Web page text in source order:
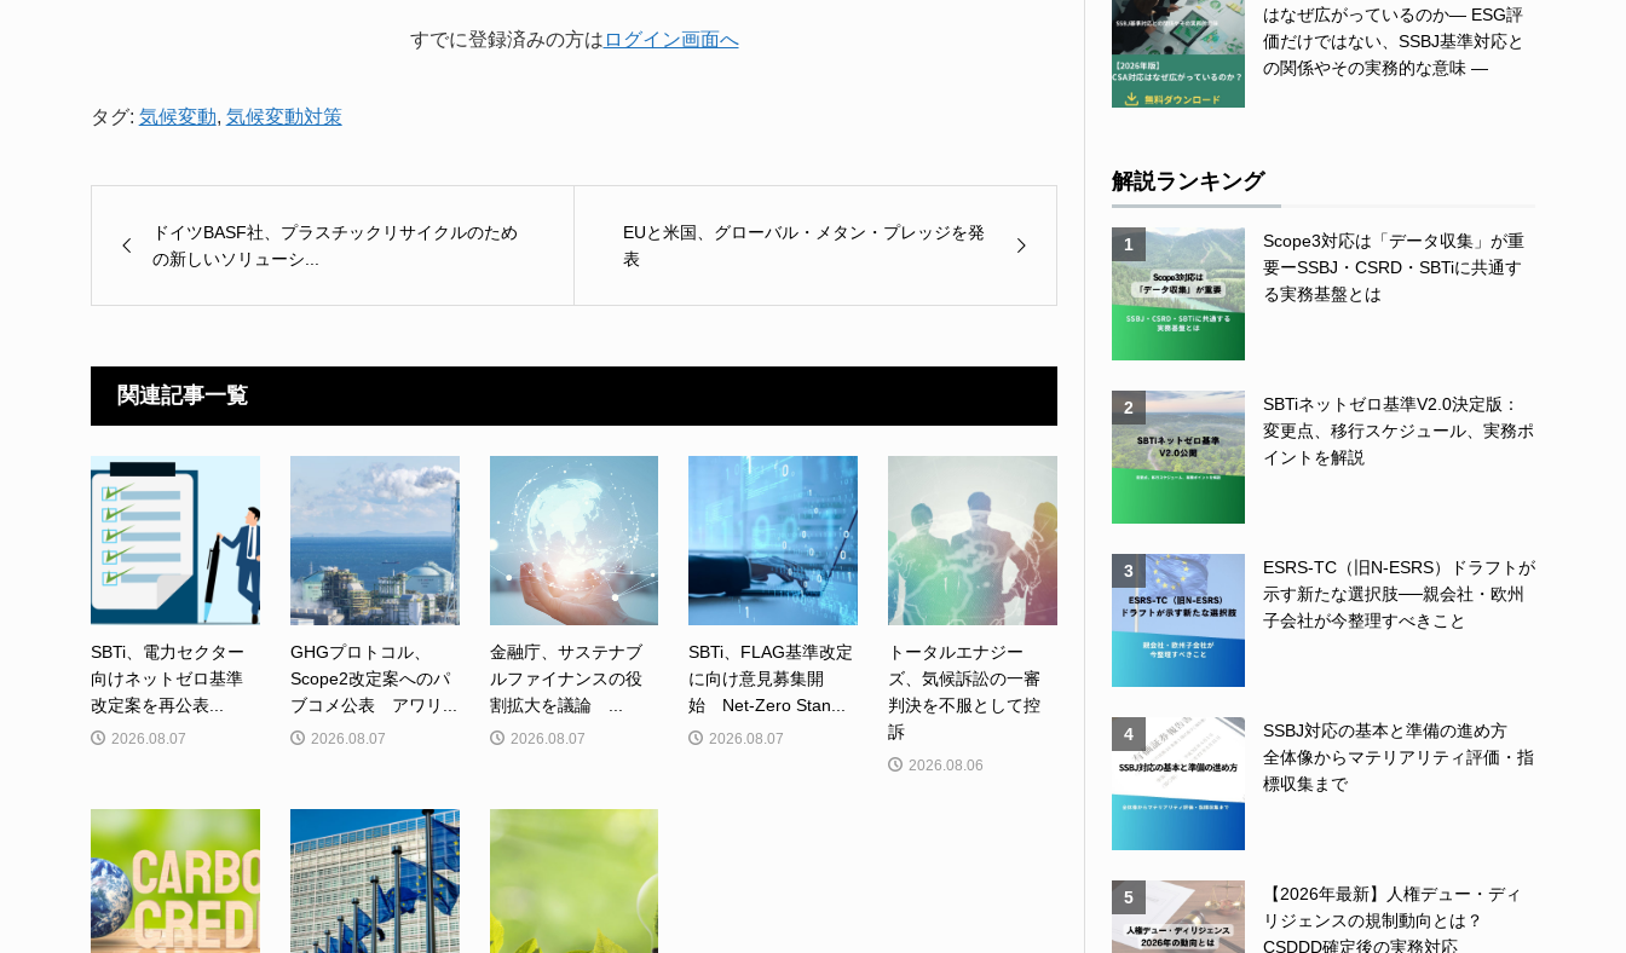
すでに登録済みの方は ログイン画面へ
タグ: 気候変動, 気候変動対策
ドイツBASF社、プラスチックリサイクルのため
の新しいソリューシ...
EUと米国、グローバル・メタン・プレッジを発
表
関連記事一覧
SBTi、電力セクター
向けネットゼロ基準
改定案を再公表...
2026.08.07
GHGプロトコル、
Scope2改定案へのパ
ブコメ公表 アワリ...
2026.08.07
金融庁、サステナブ
ルファイナンスの役
割拡大を議論 ...
2026.08.07
SBTi、FLAG基準改定
に向け意見募集開
始 Net-Zero Stan...
2026.08.07
トータルエナジー
ズ、気候訴訟の一審
判決を不服として控
訴
2026.08.06
はなぜ広がっているのか― ESG評
価だけではない、SSBJ基準対応と
の関係やその実務的な意味 ―
解説ランキング
1
Scope3対応は「データ収集」が重
要ーSSBJ・CSRD・SBTiに共通す
る実務基盤とは
2
SBTiネットゼロ基準V2.0決定版：
変更点、移行スケジュール、実務ポ
イントを解説
3
ESRS-TC（旧N-ESRS）ドラフトが
示す新たな選択肢──親会社・欧州
子会社が今整理すべきこと
4
SSBJ対応の基本と準備の進め方
全体像からマテリアリティ評価・指
標収集まで
5
【2026年最新】人権デュー・ディ
リジェンスの規制動向とは？
CSDDD確定後の実務対応